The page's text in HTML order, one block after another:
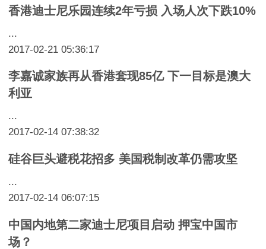
香港迪士尼乐园连续2年亏损 入场人次下跌10%
...
2017-02-21 05:36:17
李嘉诚家族再从香港套现85亿 下一目标是澳大
利亚
...
2017-02-14 07:38:32
硅谷巨头避税花招多 美国税制改革仍需攻坚
...
2017-02-14 06:07:15
中国内地第二家迪士尼项目启动 押宝中国市
场？